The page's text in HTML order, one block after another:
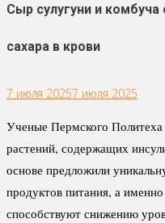
Сыр сулугуни и
сахара в крови
7 июля 20257 июля 2025
Ученые Пермского
растений, содержащих
основе предложили
продуктов питания, а
способствуют снижению